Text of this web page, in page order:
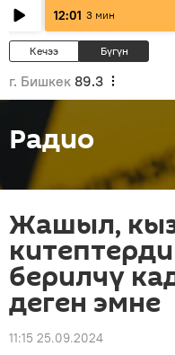
12:01 3 мин
Кечээ Бүгүн
г. Бишкек 89.3
Радио
Жашыл,
берилчү
деген эмне
11:15 25.09.2024